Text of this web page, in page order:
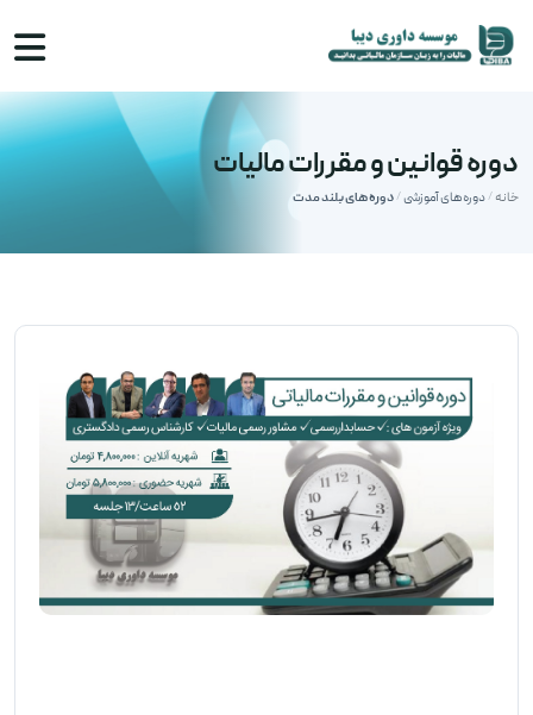
دوره قوانین و مقررات مالیات
خانه /دوره های آموزشی/دوره های بلند مدت